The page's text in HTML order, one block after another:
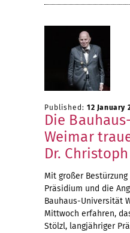
Published: 12 January
Die
Weimar
Dr.
Mit großer
Präsidium und die
Bauhaus-Universität
Mittwoch erfahren,
Stölzl, langjähriger